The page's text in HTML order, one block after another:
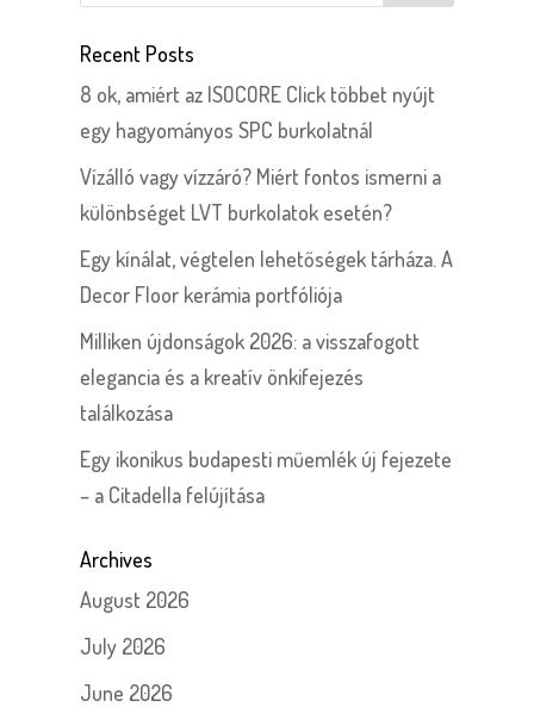
Recent Posts
8 ok, amiért az ISOCORE Click többet nyújt
egy hagyományos SPC burkolatnál
Vízálló vagy vízzáró? Miért fontos ismerni a
különbséget LVT burkolatok esetén?
Egy kínálat, végtelen lehetőségek tárháza. A
Decor Floor kerámia portfóliója
Milliken újdonságok 2026: a visszafogott
elegancia és a kreatív önkifejezés
találkozása
Egy ikonikus budapesti műemlék új fejezete
– a Citadella felújítása
Archives
August 2026
July 2026
June 2026